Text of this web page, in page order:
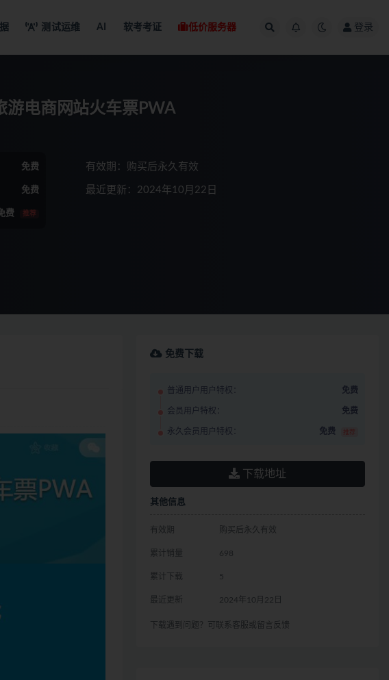
测试运维 AI 软考考证 低价服务器 登录
游电商网站火车票PWA
免费
免费
费 推荐
有效期：购买后永久有效
最近更新：2024年10月22日
免费下载
普通用户用户特权： 免费
会员用户特权： 免费
永久会员用户特权： 免费 推荐
下载地址
其他信息
有效期 购买后永久有效
累计销量 698
累计下载 5
最近更新 2024年10月22日
下载遇到问题？可联系客服或留言反馈